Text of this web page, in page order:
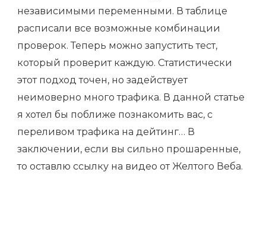
независимыми переменными. В таблице
расписали все возможные комбинации
проверок. Теперь можно запустить тест,
который проверит каждую. Статистически
этот подход точен, но задействует
неимоверно много трафика. В данной статье
я хотел бы поближе познакомить вас, с
переливом трафика на дейтинг… В
заключении, если вы сильно прошаренные,
то оставлю ссылку на видео от Желтого Веба.